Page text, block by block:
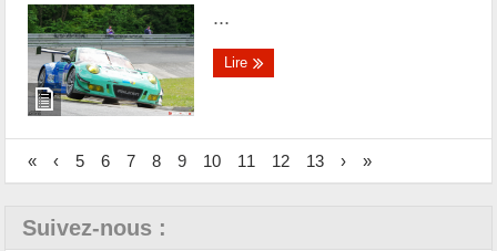
...
Lire
« ‹ 5 6 7 8 9 10 11 12 13 › »
Suivez-nous :